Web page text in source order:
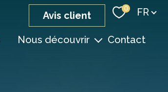
avis client
0 Langue
FR
Nous découvrir Contact